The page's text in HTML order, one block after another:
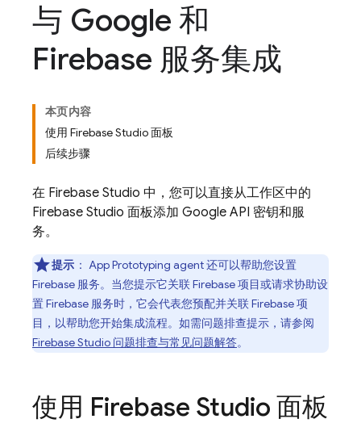
与 Google 和
Firebase 服务集成
本页内容
使用 Firebase Studio 面板
后续步骤
在 Firebase Studio 中，您可以直接从工作区中的
Firebase Studio 面板添加 Google API 密钥和服
务。
提示 ： App Prototyping agent还可以帮助您设置
Firebase 服务。当您提示它关联 Firebase 项目或请求协助设
置 Firebase 服务时，它会代表您预配并关联 Firebase 项
目，以帮助您开始集成流程。如需问题排查提示，请参阅
Firebase Studio 问题排查与常见问题解答。
使用 Firebase Studio 面板